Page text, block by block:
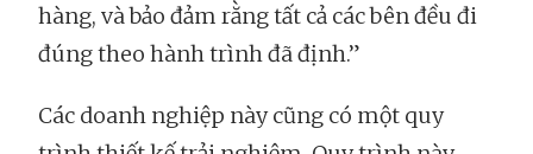
hàng, và bảo đảm rằng tất cả các bên đều đi
đúng theo hành trình đã định.”
Các doanh nghiệp này cũng có một quy